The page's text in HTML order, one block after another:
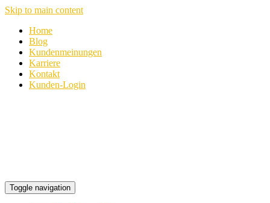
Skip to main content
Home
Blog
Kundenmeinungen
Karriere
Kontakt
Kunden-Login
Toggle navigation